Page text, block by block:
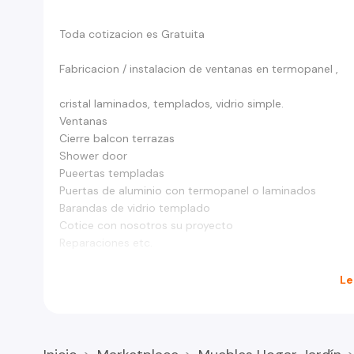
Toda cotizacion es Gratuita
Fabricacion / instalacion de ventanas en termopanel ,
cristal laminados, templados, vidrio simple.
Ventanas
Cierre balcon terrazas
Shower door
Pueertas templadas
Puertas de aluminio con termopanel o laminados
Barandas de vidrio templado
Cotice con nosotros su proyecto
Envianos tu proyecto y lo cotizamos y asesoramos tu